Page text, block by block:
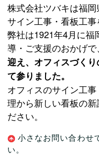
株式会社ツバキは福
サイン工事・看板工事
弊社は1921年4月に福
導・ご支援のおかげで、
迎え、オフィスづく
て参りました。
オフィスのサイン工
理から新しい看板の
ださい。
小さなお問い合わせ
い。